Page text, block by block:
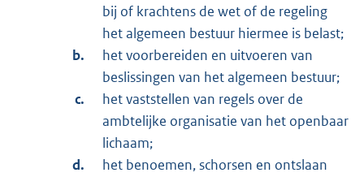
bij of krachtens de wet of de regeling
het algemeen bestuur hiermee is belast;
het voorbereiden en uitvoeren van
beslissingen van het algemeen bestuur;
het vaststellen van regels over de
ambtelijke organisatie van het openbaar
lichaam;
het benoemen, schorsen en ontslaan